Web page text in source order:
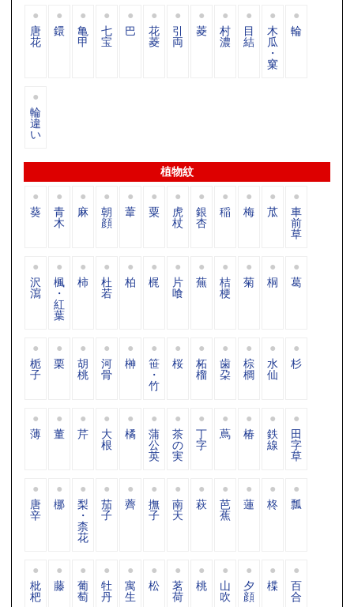
唐
花
鐶 亀
甲
七
宝
巴 花
菱
引
両
菱 村
濃
目
結
木
瓜
・
窠
輪
輪
違
い
植物紋
葵 青
木
麻 朝
顔
葦 粟 虎
杖
銀
杏
稲 梅 苽 車
前
草
沢
瀉
楓
・
紅
葉
柿 杜
若
柏 梶 片
喰
蕪 桔
梗
菊 桐 葛
栀
子
栗 胡
桃
河
骨
榊 笹
・
竹
桜 柘
榴
歯
朶
棕
櫚
水
仙
杉
薄 董 芹 大
根
橘 蒲
公
英
茶
の
実
丁
字
蔦 椿 鉄
線
田
字
草
唐
辛
梛 梨
・
柰
花
茄
子
薺 撫
子
南
天
萩 芭
蕉
蓮 柊 瓢
枇
杷
藤 葡
萄
牡
丹
寓
生
松 茗
荷
桃 山
吹
夕
顔
楪 百
合